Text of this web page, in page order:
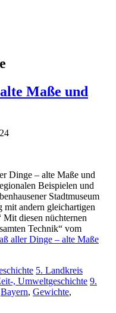
Maße und
Dinge – alte Maße und
Beispielen und
Stadtmuseum
mit andern gleichartigen
diesen nüchternen
Technik“ vom
aller Dinge – alte Maße
5. Landkreis
, Umweltgeschichte 9.
Bayern, Gewichte,